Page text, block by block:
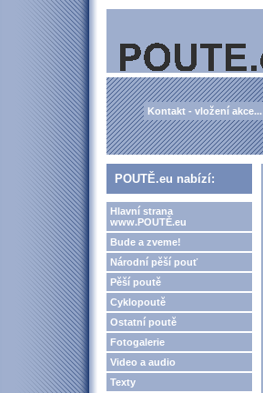
Kontakt - vložení akce...
POUTĚ.eu nabízí:
Hlavní strana
www.POUTĚ.eu
Bude a zveme!
Národní pěší pouť
Pěší poutě
Cyklopoutě
Ostatní poutě
Fotogalerie
Video a audio
Texty